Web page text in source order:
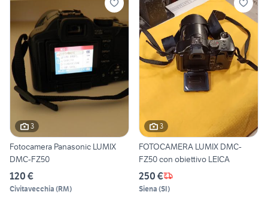
3
Fotocamera Panasonic LUMIX
DMC-FZ50
120 €
Civitavecchia (RM)
3
FOTOCAMERA LUMIX DMC-
FZ50 con obiettivo LEICA
250 €
Siena (SI)